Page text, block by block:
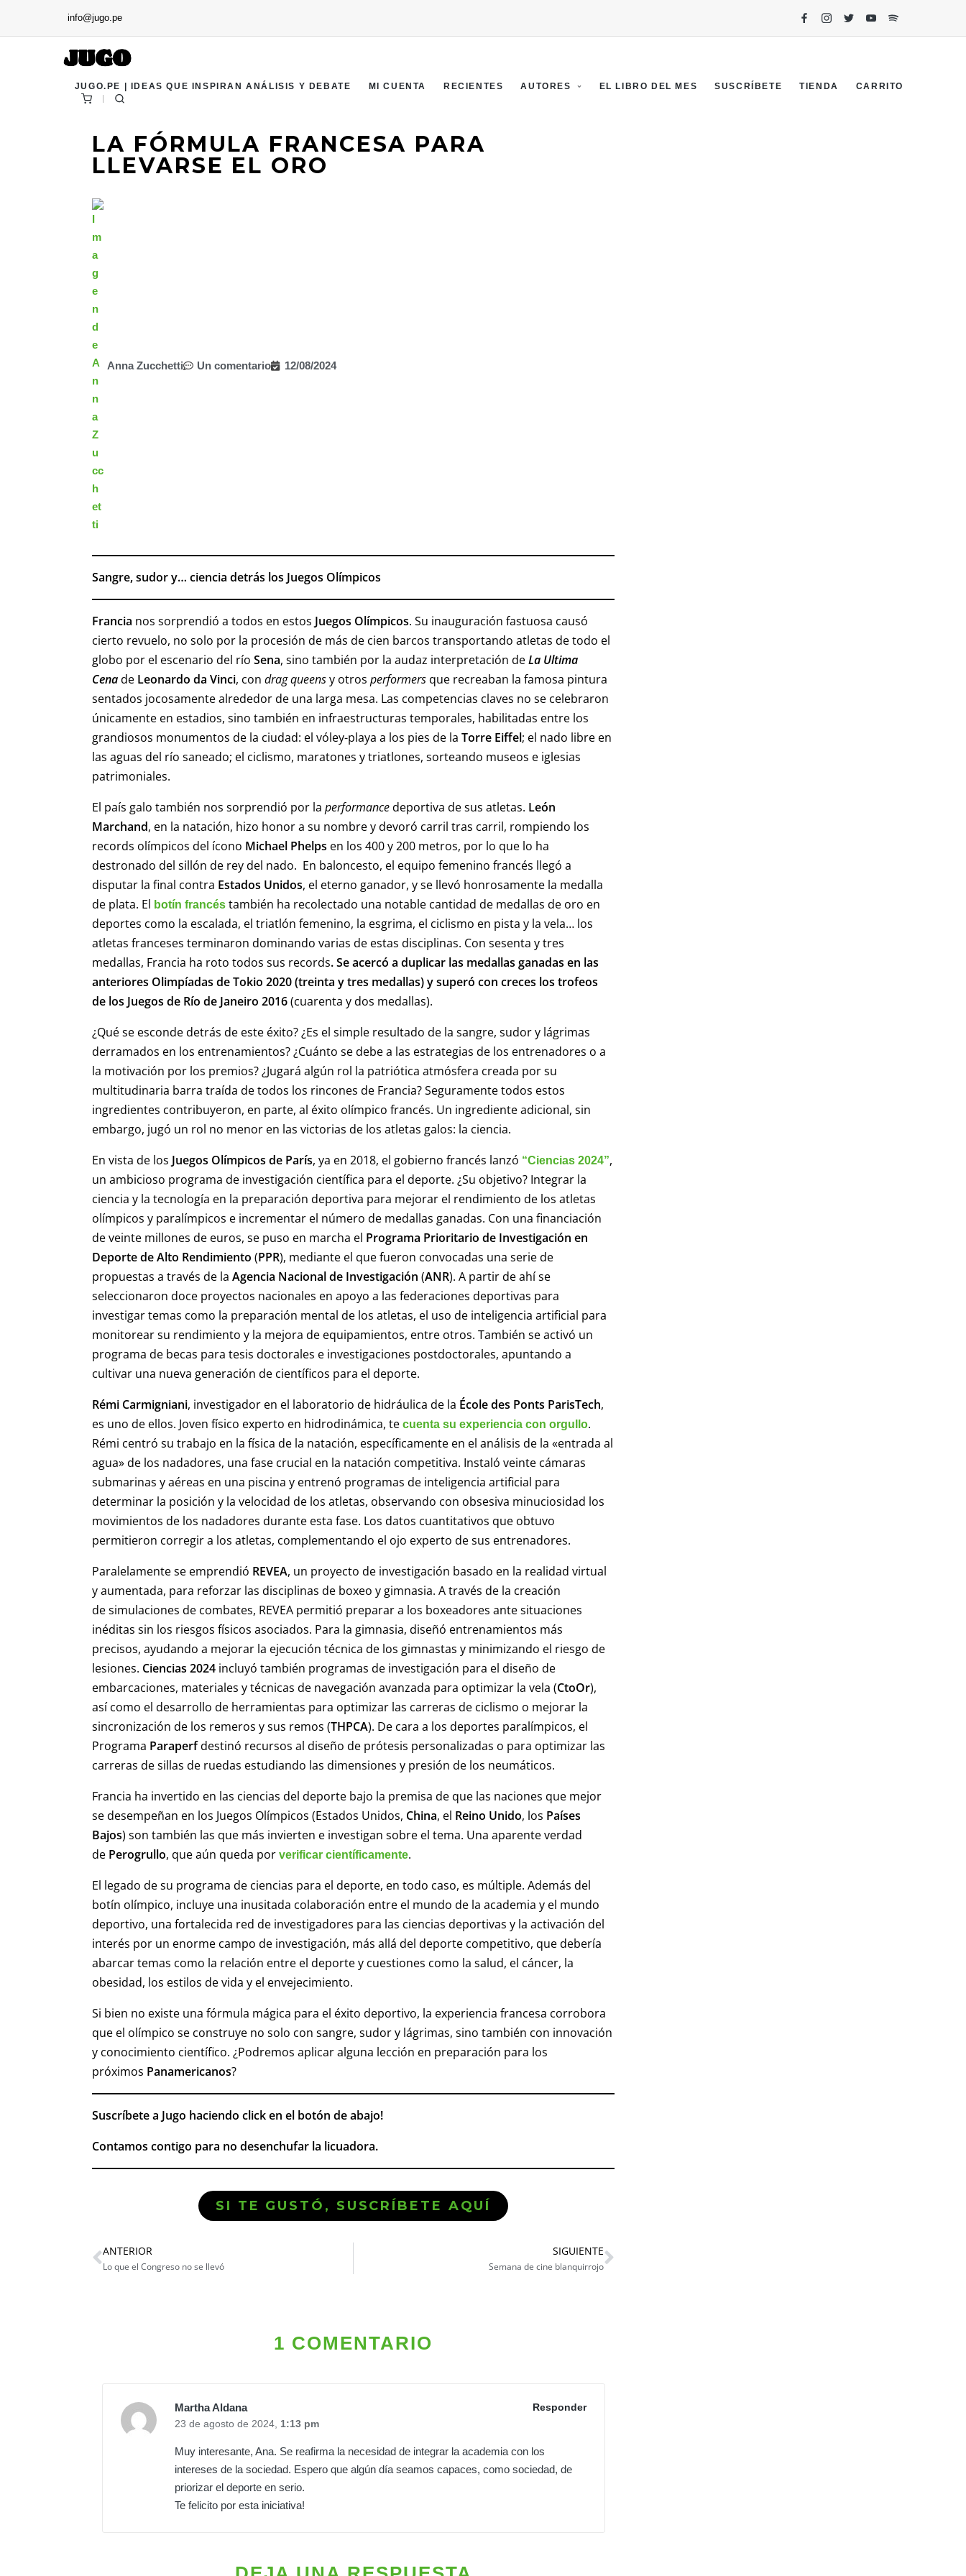
info@jugo.pe
JUGO.PE | IDEAS QUE INSPIRAN ANÁLISIS Y DEBATE MI CUENTA RECIENTES AUTORES EL LIBRO DEL MES SUSCRÍBETE TIENDA CARRITO
LA FÓRMULA FRANCESA PARA
LLEVARSE EL ORO
Anna Zucchetti Un comentario 12/08/2024
Sangre, sudor y… ciencia detrás los Juegos Olímpicos
Francia nos sorprendió a todos en estos Juegos Olímpicos. Su inauguración fastuosa causó
cierto revuelo, no solo por la procesión de más de cien barcos transportando atletas de todo el
globo por el escenario del ríoSena, sino también por la audaz interpretación deLa Ultima
Cenade Leonardo da Vinci, condrag queensy otrosperformers que recreaban la famosa pintura
sentados jocosamente alrededor de una larga mesa. Las competencias claves no se celebraron
únicamente en estadios, sino también en infraestructuras temporales, habilitadas entre los
grandiosos monumentos de la ciudad: el vóley-playa a los pies de laTorre Eiffel; el nado libre en
las aguas del río saneado; el ciclismo, maratones y triatlones, sorteando museos e iglesias
patrimoniales.
El país galo también nos sorprendió por laperformancedeportiva de sus atletas. León
Marchand, en la natación, hizo honor a su nombre y devoró carril tras carril, rompiendo los
records olímpicos del ícono Michael Phelps en los 400 y 200 metros, por lo que lo ha
destronado del sillón de rey del nado. ​ En baloncesto, el equipo femenino francés llegó a
disputar la final contra Estados Unidos, el eterno ganador, y se llevó honrosamente la medalla
de plata. El botín francés también ha recolectado una notable cantidad de medallas de oro en
deportes como la escalada, el triatlón femenino, la esgrima, el ciclismo en pista y la vela… los
atletas franceses terminaron dominando varias de estas disciplinas. Con sesenta y tres
medallas, Francia ha roto todos sus records. Se acercó a duplicar las medallas ganadas en las
anteriores Olimpíadas de Tokio 2020 (treinta y tres medallas) y superó con creces los trofeos
de los Juegos de Río de Janeiro 2016(cuarenta y dos medallas).
¿Qué se esconde detrás de este éxito? ¿Es el simple resultado de la sangre, sudor y lágrimas
derramados en los entrenamientos? ¿Cuánto se debe a las estrategias de los entrenadores o a
la motivación por los premios? ¿Jugará algún rol la patriótica atmósfera creada por su
multitudinaria barra traída de todos los rincones de Francia? Seguramente todos estos
ingredientes contribuyeron, en parte, al éxito olímpico francés. Un ingrediente adicional, sin
embargo, jugó un rol no menor en las victorias de los atletas galos: la ciencia.
En vista de los Juegos Olímpicos de París, ya en 2018, el gobierno francés lanzó “Ciencias 2024”,
un ambicioso programa de investigación científica para el deporte. ¿Su objetivo? Integrar la
ciencia y la tecnología en la preparación deportiva para mejorar el rendimiento de los atletas
olímpicos y paralímpicos e incrementar el número de medallas ganadas. Con una financiación
de veinte millones de euros, se puso en marcha el Programa Prioritario de Investigación en
Deporte de Alto Rendimiento (PPR), mediante el que fueron convocadas una serie de
propuestas a través de laAgencia Nacional de Investigación (ANR). A partir de ahí se
seleccionaron doce proyectos nacionales en apoyo a las federaciones deportivas para
investigar temas como la preparación mental de los atletas, el uso de inteligencia artificial para
monitorear su rendimiento y la mejora de equipamientos, entre otros. También se activó un
programa de becas para tesis doctorales e investigaciones postdoctorales, apuntando a
cultivar una nueva generación de científicos para el deporte.
Rémi Carmigniani, investigador en el laboratorio de hidráulica de la École des Ponts ParisTech,
es uno de ellos. Joven físico experto en hidrodinámica, tecuenta su experiencia con orgullo.
Rémi centró su trabajo en la física de la natación, específicamente en el análisis de la «entrada al
agua» de los nadadores, una fase crucial en la natación competitiva. Instaló veinte cámaras
submarinas y aéreas en una piscina y entrenó programas de inteligencia artificial para
determinar la posición y la velocidad de los atletas, observando con obsesiva minuciosidad los
movimientos de los nadadores durante esta fase. Los datos cuantitativos que obtuvo
permitieron corregir a los atletas, complementando el ojo experto de sus entrenadores.
Paralelamente se emprendió REVEA, un proyecto de investigación basado en la realidad virtual
y aumentada, para reforzar las disciplinas de boxeo y gimnasia. A través de la creación
de simulaciones de combates, REVEA permitió preparar a los boxeadores ante situaciones
inéditas sin los riesgos físicos asociados. Para la gimnasia, diseñó entrenamientos más
precisos, ayudando a mejorar la ejecución técnica de los gimnastas y minimizando el riesgo de
lesiones. Ciencias 2024 incluyó también programas de investigación para el diseño de
embarcaciones, materiales y técnicas de navegación avanzada para optimizar la vela (CtoOr),
así como el desarrollo de herramientas para optimizar las carreras de ciclismo o mejorar la
sincronización de los remeros y sus remos (THPCA). De cara a los deportes paralímpicos, el
Programa Paraperfdestinó recursos al diseño de prótesis personalizadas o para optimizar las
carreras de sillas de ruedas estudiando las dimensiones y presión de los neumáticos.
Francia ha invertido en las ciencias del deporte bajo la premisa de que las naciones que mejor
se desempeñan en los Juegos Olímpicos (Estados Unidos, China, el Reino Unido, los Países
Bajos) son también las que más invierten e investigan sobre el tema. Una aparente verdad
de Perogrullo, que aún queda porverificar científicamente.
El legado de su programa de ciencias para el deporte, en todo caso, es múltiple. Además del
botín olímpico, incluye una inusitada colaboración entre el mundo de la academia y el mundo
deportivo, una fortalecida red de investigadores para las ciencias deportivas y la activación del
interés por un enorme campo de investigación, más allá del deporte competitivo, que debería
abarcar temas como la relación entre el deporte y cuestiones como la salud, el cáncer, la
obesidad, los estilos de vida y el envejecimiento.
Si bien no existe una fórmula mágica para el éxito deportivo, la experiencia francesa corrobora
que el olímpico se construye no solo con sangre, sudor y lágrimas, sino también con innovación
y conocimiento científico. ¿Podremos aplicar alguna lección en preparación para los
próximos Panamericanos?
Suscríbete a Jugo haciendo click en el botón de abajo!
Contamos contigo para no desenchufar la licuadora.
SI TE GUSTÓ, SUSCRÍBETE AQUÍ
ANTERIOR
Lo que el Congreso no se llevó
SIGUIENTE
Semana de cine blanquirrojo
1 COMENTARIO
Martha Aldana
Responder
23 de agosto de 2024, 1:13 pm
Muy interesante, Ana. Se reafirma la necesidad de integrar la academia con los
intereses de la sociedad. Espero que algún día seamos capaces, como sociedad, de
priorizar el deporte en serio.
Te felicito por esta iniciativa!